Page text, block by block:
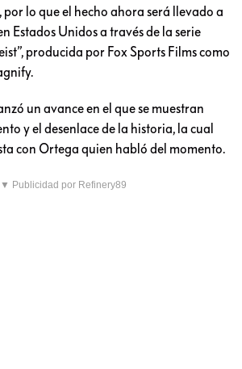
lo que el hecho ahora será llevado a
Estados Unidos a través de la serie
producida por Fox Sports Films como
un avance en el que se muestran
y el desenlace de la historia, la cual
con Ortega quien habló del momento.
▼ Publicidad por Refinery89